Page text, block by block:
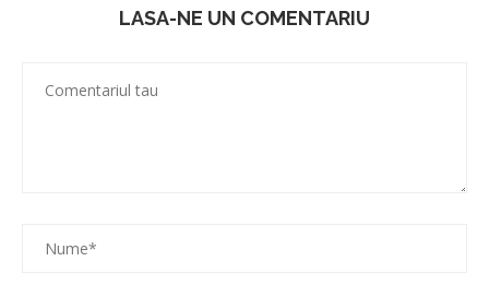
LASA-NE UN COMENTARIU